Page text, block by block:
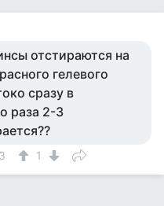
отстираются на
гелевого
сразу в
раза 2-3
1